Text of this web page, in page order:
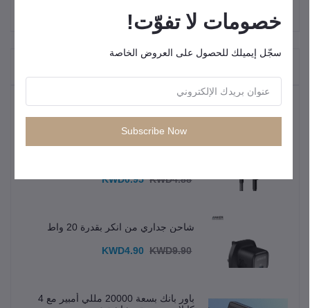
المنتجات الأكثر مبيعًا
كيبل شحن سريع من انكر USB C إلى
KWD0.95 KWD4.88
شاحن جداري من انكر بقدرة 20 واط
KWD4.90 KWD9.90
باور بانك بسعة 20000 مللي أمبير مع 4
خصومات لا تفوّت!
سجّل إيميلك للحصول على العروض الخاصة
Subscribe Now